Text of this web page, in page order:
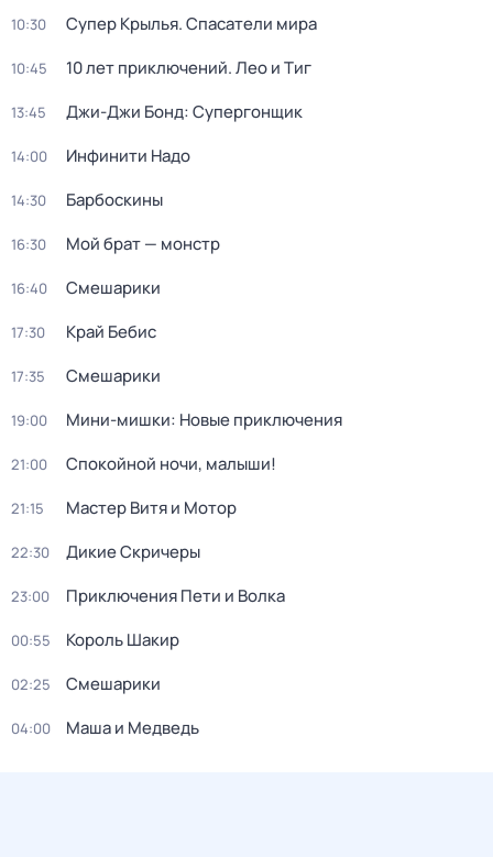
10:30 Супер Крылья. Спасатели мира
10:45 10 лет приключений. Лео и Тиг
13:45 Джи-Джи Бонд: Супергонщик
14:00 Инфинити Надо
14:30 Барбоскины
16:30 Мой брат — монстр
16:40 Смешарики
17:30 Край Бебис
17:35 Смешарики
19:00 Мини-мишки: Новые приключения
21:00 Спокойной ночи, малыши!
21:15 Мастер Витя и Мотор
22:30 Дикие Скричеры
23:00 Приключения Пети и Волка
00:55 Король Шакир
02:25 Смешарики
04:00 Маша и Медведь